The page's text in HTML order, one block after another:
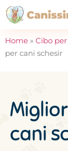
Home » Cibo
per cani schesir
cani